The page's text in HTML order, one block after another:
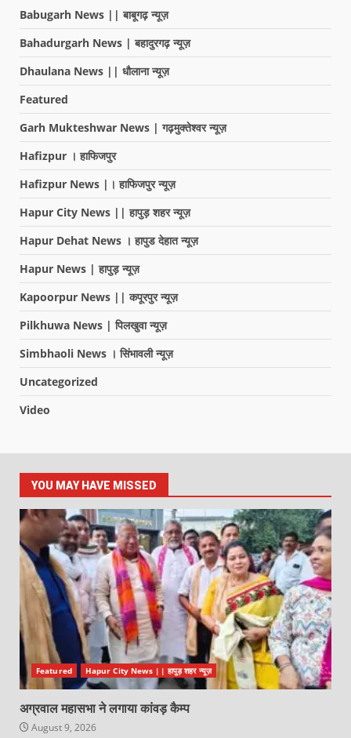
Babugarh News || बाबूगढ़ न्यूज़
Bahadurgarh News | बहादुरगढ़ न्यूज़
Dhaulana News || धौलाना न्यूज़
Featured
Garh Mukteshwar News | गढ़मुक्तेश्वर न्यूज़
Hafizpur । हाफिजपुर
Hafizpur News |। हाफिजपुर न्यूज़
Hapur City News || हापुड़ शहर न्यूज़
Hapur Dehat News । हापुड देहात न्यूज़
Hapur News | हापुड़ न्यूज़
Kapoorpur News || कपूरपुर न्यूज़
Pilkhuwa News | पिलखुवा न्यूज़
Simbhaoli News । सिंभावली न्यूज़
Uncategorized
Video
YOU MAY HAVE MISSED
Featured Hapur City News || हापुड़ शहर न्यूज़
अग्रवाल महासभा ने लगाया कांवड़ कैम्प
August 9, 2026